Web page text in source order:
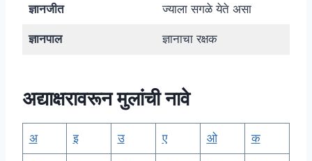
ज्ञानजीत ज्याला सगळे येते असा
ज्ञानपाल ज्ञानाचा रक्षक
अद्याक्षरावरून मुलांची नावे
अ इ उ ए ओ क